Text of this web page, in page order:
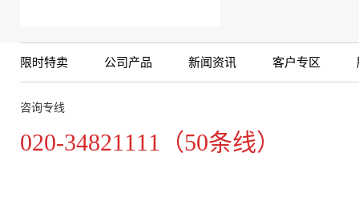
限时特卖 公司产品 新闻资讯 客户专区
咨询专线
020-34821111（50条线）